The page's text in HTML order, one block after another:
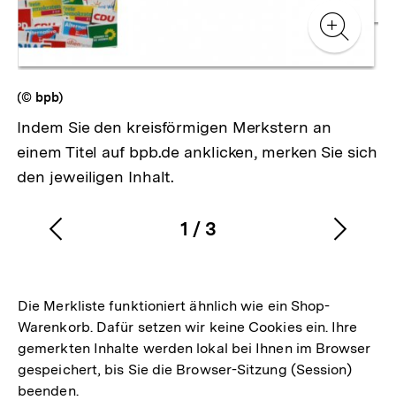
Zur
Galerieansicht
(© bpb)
Indem Sie den kreisförmigen Merkstern an
einem Titel auf bpb.de anklicken, merken Sie sich
den jeweiligen Inhalt.
Karussellinhalt
1
von
/ 3
Vorherigen
Die Merkliste funktioniert ähnlich wie ein Shop-
Warenkorb. Dafür setzen wir keine Cookies ein. Ihre
gemerkten Inhalte werden lokal bei Ihnen im Browser
gespeichert, bis Sie die Browser-Sitzung (Session)
beenden.